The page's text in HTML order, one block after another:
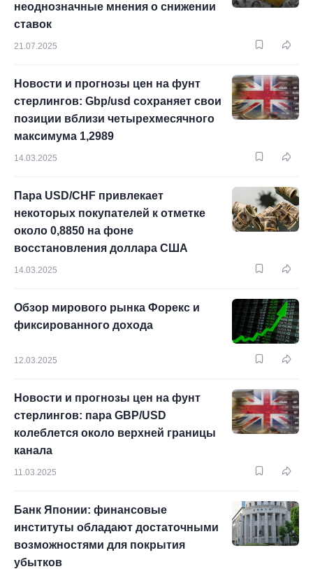
неоднозначные мнения о снижении
ставок
21.07.2025
Новости и прогнозы цен на фунт
стерлингов: Gbp/usd сохраняет свои
позиции вблизи четырехмесячного
максимума 1,2989
14.03.2025
Пара USD/CHF привлекает
некоторых покупателей к отметке
около 0,8850 на фоне
восстановления доллара США
14.03.2025
Обзор мирового рынка Форекс и
фиксированного дохода
12.03.2025
Новости и прогнозы цен на фунт
стерлингов: пара GBP/USD
колеблется около верхней границы
канала
11.03.2025
Банк Японии: финансовые
институты обладают достаточными
возможностями для покрытия
убытков